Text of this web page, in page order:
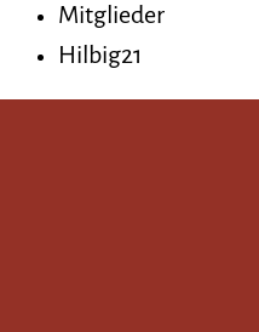
Mitglieder
Hilbig21